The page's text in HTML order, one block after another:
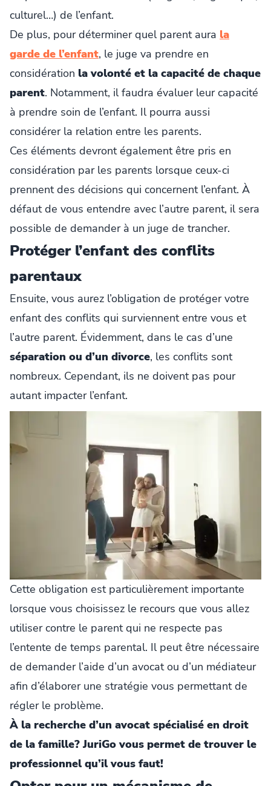
culturel…) de l’enfant.
De plus, pour déterminer quel parent aura la
garde de l’enfant, le juge va prendre en
considération la volonté et la capacité de chaque
parent. Notamment, il faudra évaluer leur capacité
à prendre soin de l’enfant. Il pourra aussi
considérer la relation entre les parents.
Ces éléments devront également être pris en
considération par les parents lorsque ceux-ci
prennent des décisions qui concernent l’enfant. À
défaut de vous entendre avec l’autre parent, il sera
possible de demander à un juge de trancher.
Protéger l’enfant des conflits
parentaux
Ensuite, vous aurez l’obligation de protéger votre
enfant des conflits qui surviennent entre vous et
l’autre parent. Évidemment, dans le cas d’une
séparation ou d’un divorce, les conflits sont
nombreux. Cependant, ils ne doivent pas pour
autant impacter l’enfant.
Cette obligation est particulièrement importante
lorsque vous choisissez le recours que vous allez
utiliser contre le parent qui ne respecte pas
l’entente de temps parental. Il peut être nécessaire
de demander l’aide d’un avocat ou d’un médiateur
afin d’élaborer une stratégie vous permettant de
régler le problème.
À la recherche d’un avocat spécialisé en droit
de la famille? JuriGo vous permet de trouver le
professionnel qu’il vous faut!